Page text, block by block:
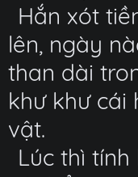
Hắn xót
lên, ngày
than dài
khư khư cái
vật.
Lúc thì